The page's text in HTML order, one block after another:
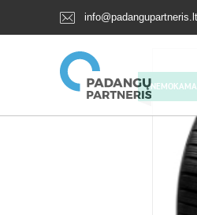
info@padangupartneris.lt